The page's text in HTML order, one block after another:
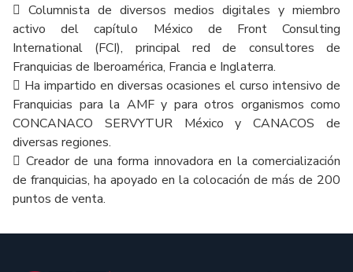
 Columnista de diversos medios digitales y miembro
activo del capítulo México de Front Consulting
International (FCI), principal red de consultores de
Franquicias de Iberoamérica, Francia e Inglaterra.
 Ha impartido en diversas ocasiones el curso intensivo de
Franquicias para la AMF y para otros organismos como
CONCANACO SERVYTUR México y CANACOS de
diversas regiones.
 Creador de una forma innovadora en la comercialización
de franquicias, ha apoyado en la colocación de más de 200
puntos de venta.